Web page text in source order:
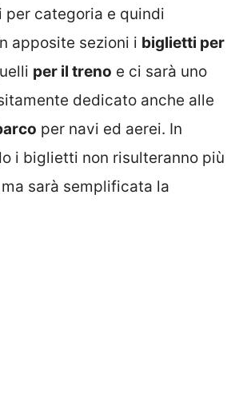
per categoria e quindi
apposite sezioni i biglietti per
per il treno e ci sarà uno
dedicato anche alle
per navi ed aerei. In
i biglietti non risulteranno più
sarà semplificata la